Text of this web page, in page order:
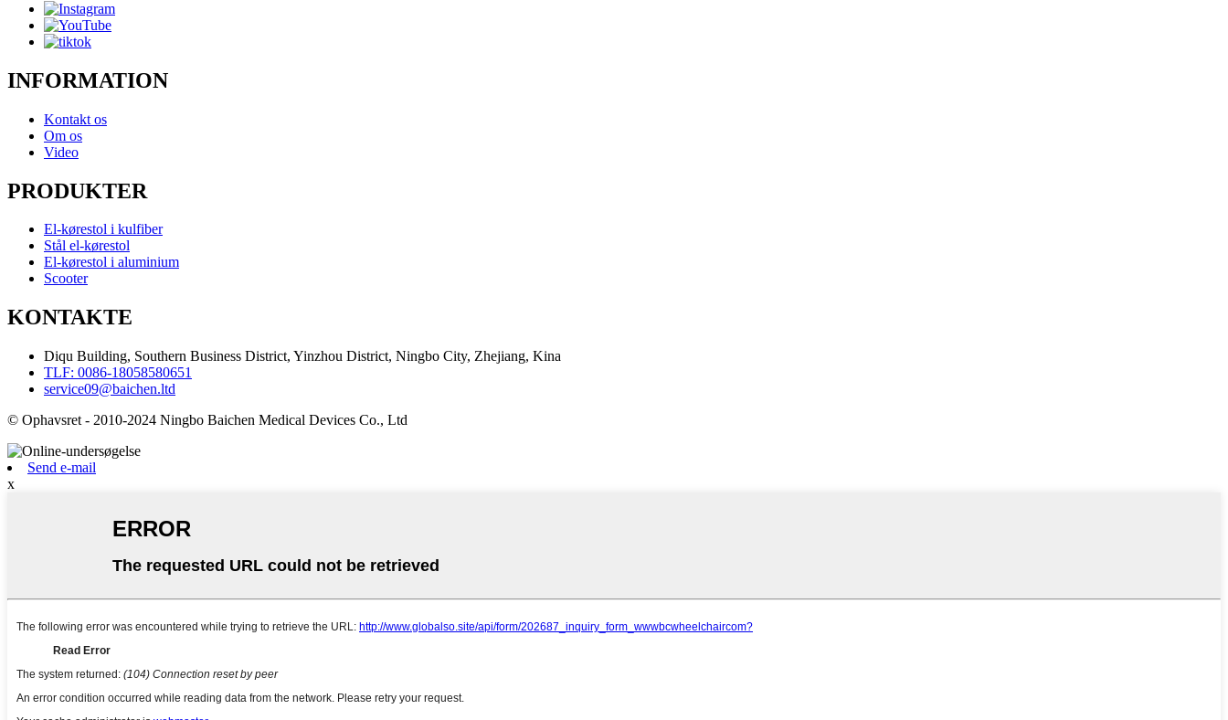
INFORMATION
Kontakt os
Om os
Video
PRODUKTER
El-kørestol i kulfiber
Stål el-kørestol
El-kørestol i aluminium
Scooter
KONTAKTE
Diqu Building, Southern Business District, Yinzhou District, Ningbo City, Zhejiang, Kina
TLF: 0086-18058580651
service09@baichen.ltd
© Ophavsret - 2010-2024 Ningbo Baichen Medical Devices Co., Ltd
Send e-mail
x